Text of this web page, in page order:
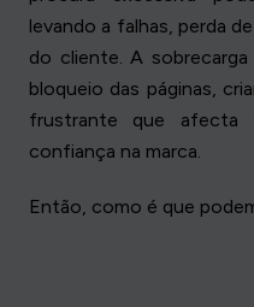
levando a falhas, perda
do cliente. A
bloqueio das páginas,
frustrante que
confiança na marca.
Então, como é que